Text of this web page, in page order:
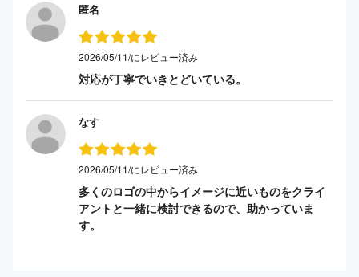
匿名
2026/05/11/にレビュー済み
対応が丁寧でいきとどいている。
なす
2026/05/11/にレビュー済み
多くのロゴの中からイメージに近いものをクライ
アントと一緒に検討できるので、助かっていま
す。